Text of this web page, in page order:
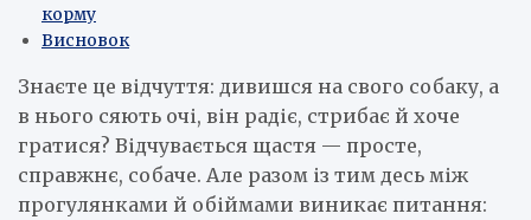
корму
Висновок
Знаєте це відчуття: дивишся на свого собаку, а
в нього сяють очі, він радіє, стрибає й хоче
гратися? Відчувається щастя — просте,
справжнє, собаче. Але разом із тим десь між
прогулянками й обіймами виникає питання: